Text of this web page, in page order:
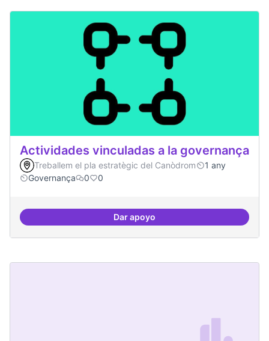
Actividades vinculadas a la governança
Treballem el pla estratègic del Canòdrom
1 any
Governança
0 0
Dar apoyoActividades vinculadas a la